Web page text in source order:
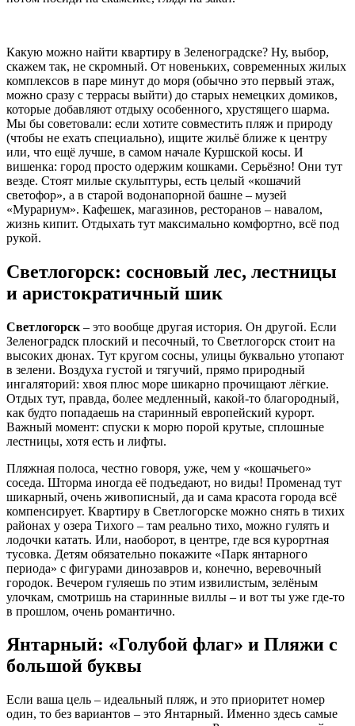
Какую можно найти квартиру в Зеленоградске? Ну, выбор,
скажем так, не скромный. От новеньких, современных жилых
комплексов в паре минут до моря (обычно это первый этаж,
можно сразу с террасы выйти) до старых немецких домиков,
которые добавляют отдыху особенного, хрустящего шарма.
Мы бы советовали: если хотите совместить пляж и природу
(чтобы не ехать специально), ищите жильё ближе к центру
или, что ещё лучше, в самом начале Куршской косы. И
вишенка: город просто одержим кошками. Серьёзно! Они тут
везде. Стоят милые скульптуры, есть целый «кошачий
светофор», а в старой водонапорной башне – музей
«Мурариум». Кафешек, магазинов, ресторанов – навалом,
жизнь кипит. Отдыхать тут максимально комфортно, всё под
рукой.
Светлогорск: сосновый лес, лестницы
и аристократичный шик
Светлогорск – это вообще другая история. Он другой. Если
Зеленоградск плоский и песочный, то Светлогорск стоит на
высоких дюнах. Тут кругом сосны, улицы буквально утопают
в зелени. Воздуха густой и тягучий, прямо природный
ингаляторий: хвоя плюс море шикарно прочищают лёгкие.
Отдых тут, правда, более медленный, какой-то благородный,
как будто попадаешь на старинный европейский курорт.
Важный момент: спуски к морю порой крутые, сплошные
лестницы, хотя есть и лифты.
Пляжная полоса, честно говоря, уже, чем у «кошачьего»
соседа. Шторма иногда её подъедают, но виды! Променад тут
шикарный, очень живописный, да и сама красота города всё
компенсирует. Квартиру в Светлогорске можно снять в тихих
районах у озера Тихого – там реально тихо, можно гулять и
лодочки катать. Или, наоборот, в центре, где вся курортная
тусовка. Детям обязательно покажите «Парк янтарного
периода» с фигурами динозавров и, конечно, веревочный
городок. Вечером гуляешь по этим извилистым, зелёным
улочкам, смотришь на старинные виллы – и вот ты уже где-то
в прошлом, очень романтично.
Янтарный: «Голубой флаг» и Пляжи с
большой буквы
Если ваша цель – идеальный пляж, и это приоритет номер
один, то без вариантов – это Янтарный. Именно здесь самые